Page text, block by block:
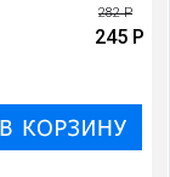
282 Р
245 Р